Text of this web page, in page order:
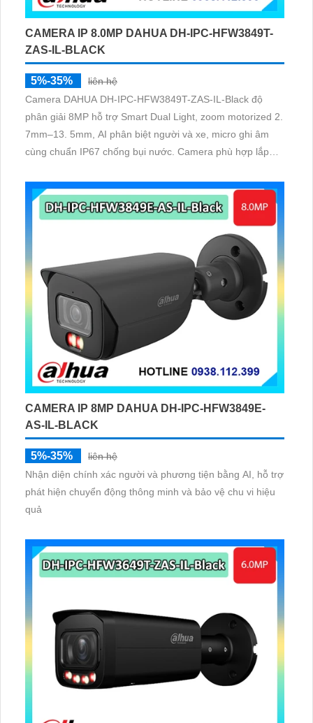
CAMERA IP 8.0MP DAHUA DH-IPC-HFW3849T-
ZAS-IL-BLACK
5%-35%
liên hệ
Camera DAHUA DH-IPC-HFW3849T-ZAS-IL-Black độ
phân giải 8MP hỗ trợ Smart Dual Light, zoom motorized 2.
7mm–13. 5mm, AI phân biệt người và xe, micro ghi âm
cùng chuẩn IP67 chống bụi nước. Camera phù hợp lắp
sát ngoài trời cần hình ảnh sắc nét
CAMERA IP 8MP DAHUA DH-IPC-HFW3849E-
AS-IL-BLACK
5%-35%
liên hệ
Nhận diện chính xác người và phương tiện bằng AI, hỗ trợ
phát hiện chuyển động thông minh và bảo vệ chu vi hiệu
quả